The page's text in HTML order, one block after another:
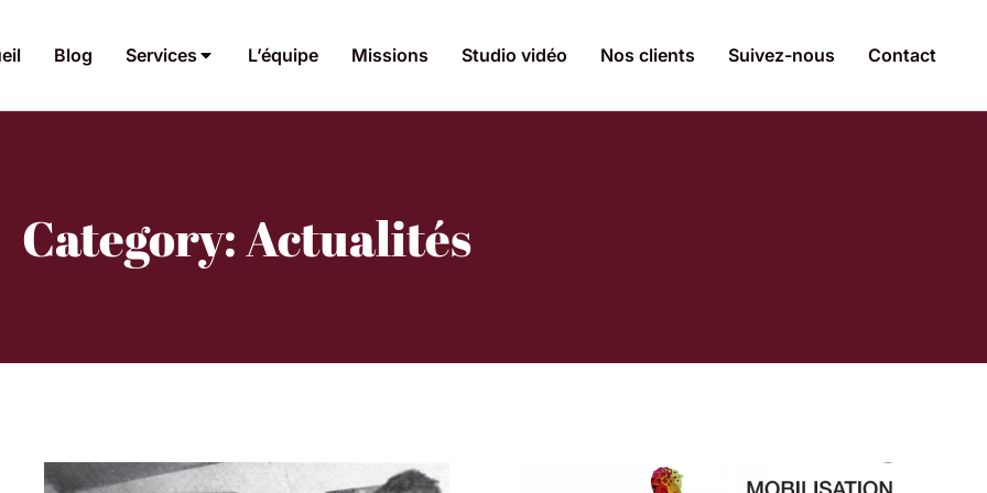
Blog Services L’équipe Missions Studio vidéo Nos clients Suivez-nous Contact
Category: Actualités